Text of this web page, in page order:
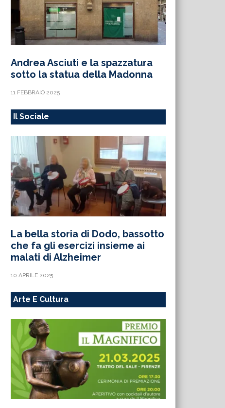
Andrea Asciuti e la spazzatura
sotto la statua della Madonna
11 FEBBRAIO 2025
Il Sociale
La bella storia di Dodo, bassotto
che fa gli esercizi insieme ai
malati di Alzheimer
10 APRILE 2025
Arte E Cultura